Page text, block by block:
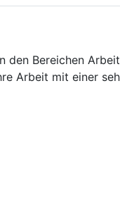
Bereichen
Arbeit mit einer